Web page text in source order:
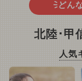
どん
北陸･甲
人気